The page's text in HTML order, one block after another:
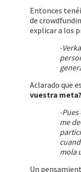
Entonces
de
explicar a los
-
Aclarado que
vuestra meta?
-
me
mola
Un